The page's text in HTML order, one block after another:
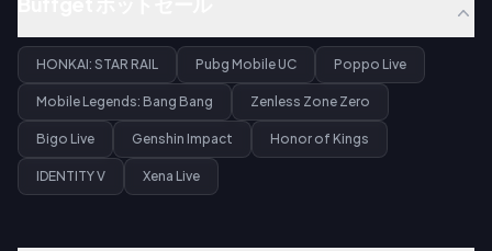
HONKAI: STAR RAIL Pubg Mobile UC Poppo Live
Mobile Legends: Bang Bang Zenless Zone Zero
Bigo Live Genshin Impact Honor of Kings
IDENTITY V Xena Live